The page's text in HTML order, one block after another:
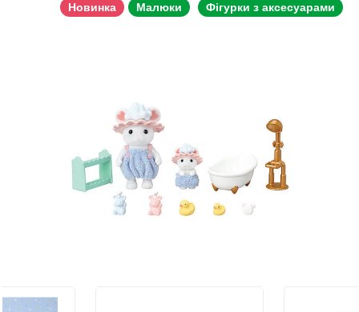
Новинка Малюки Фігурки з аксесуарами